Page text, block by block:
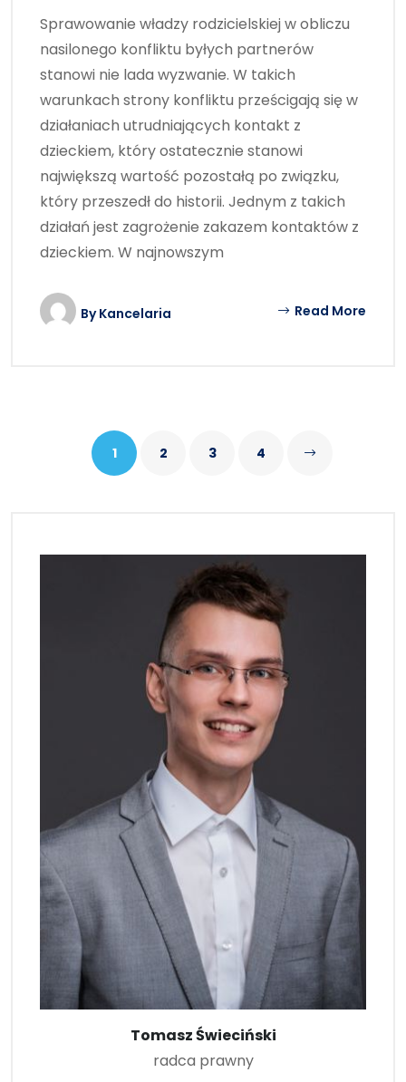
Sprawowanie władzy rodzicielskiej w obliczu
nasilonego konfliktu byłych partnerów
stanowi nie lada wyzwanie. W takich
warunkach strony konfliktu prześcigają się w
działaniach utrudniających kontakt z
dzieckiem, który ostatecznie stanowi
największą wartość pozostałą po związku,
który przeszedł do historii. Jednym z takich
działań jest zagrożenie zakazem kontaktów z
dzieckiem. W najnowszym
ByKancelaria Read More
1 2 3 4
Tomasz Świeciński
radca prawny